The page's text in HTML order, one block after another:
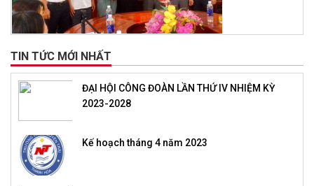
TIN TỨC MỚI NHẤT
ĐẠI HỘI CÔNG ĐOÀN LẦN THỨ IV NHIỆM KỲ
2023-2028
Kế hoạch tháng 4 năm 2023